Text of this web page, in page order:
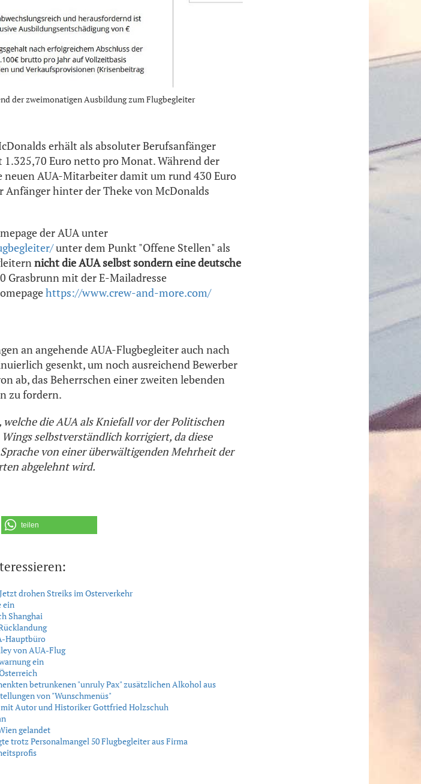
der zweimonatigen Ausbildung zum Flugbegleiter
erhält als absoluter Berufsanfänger
Euro netto pro Monat. Während der
AUA-Mitarbeiter damit um rund 430 Euro
hinter der Theke von McDonalds
der AUA unter
unter dem Punkt "Offene Stellen" als
nicht die AUA selbst sondern eine deutsche
Grasbrunn mit der E-Mailadresse
https://www.crew-and-more.com/
an angehende AUA-Flugbegleiter auch nach
gesenkt, um noch ausreichend Bewerber
ab, das Beherrschen einer zweiten lebenden
zu fordern.
, welche die AUA als Kniefall vor der Politischen
selbstverständlich korrigiert, da diese
von einer überwältigenden Mehrheit der
abgelehnt wird.
teilen
drohen Streiks im Osterverkehr
ein
Shanghai
Hauptbüro
von AUA-Flug
ein
betrunkenen "unruly Pax" zusätzlichen Alkohol aus
von "Wunschmenüs"
Autor und Historiker Gottfried Holzschuh
gelandet
trotz Personalmangel 50 Flugbegleiter aus Firma